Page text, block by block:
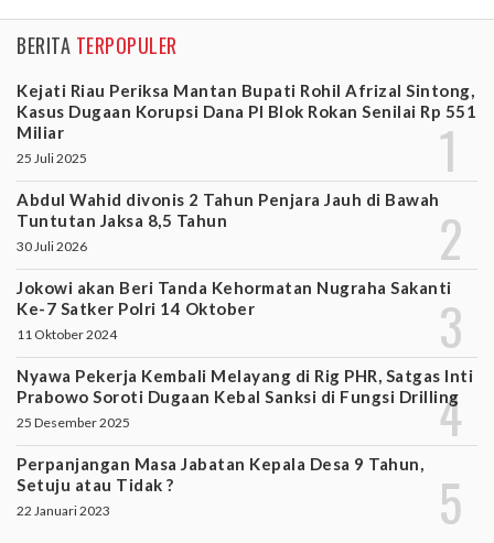
BERITA TERPOPULER
Kejati Riau Periksa Mantan Bupati Rohil Afrizal Sintong,
Kasus Dugaan Korupsi Dana PI Blok Rokan Senilai Rp 551
Miliar
25 Juli 2025
Abdul Wahid divonis 2 Tahun Penjara Jauh di Bawah
Tuntutan Jaksa 8,5 Tahun
30 Juli 2026
Jokowi akan Beri Tanda Kehormatan Nugraha Sakanti
Ke-7 Satker Polri 14 Oktober
11 Oktober 2024
Nyawa Pekerja Kembali Melayang di Rig PHR, Satgas Inti
Prabowo Soroti Dugaan Kebal Sanksi di Fungsi Drilling
25 Desember 2025
Perpanjangan Masa Jabatan Kepala Desa 9 Tahun,
Setuju atau Tidak ?
22 Januari 2023